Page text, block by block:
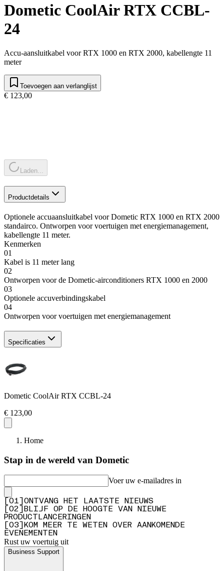
Dometic CoolAir RTX CCBL-
24
Accu-aansluitkabel voor RTX 1000 en RTX 2000, kabellengte 11
meter
Toevoegen aan verlanglijst
€ 123,00
Laden...
Productdetails
Optionele accuaansluitkabel voor Dometic RTX 1000 en RTX 2000
standairco. Ontworpen voor voertuigen met energiemanagement,
kabellengte 11 meter.
Kenmerken
01
Kabel is 11 meter lang
02
Ontworpen voor de Dometic-airconditioners RTX 1000 en 2000
03
Optionele accuverbindingskabel
04
Ontworpen voor voertuigen met energiemanagement
Specificaties
Dometic CoolAir RTX CCBL-24
€ 123,00
Home
Stap in de wereld van Dometic
Voer uw e-mailadres in
01
ONTVANG HET LAATSTE NIEUWS
02
BLIJF OP DE HOOGTE VAN NIEUWE
PRODUCTLANCERINGEN
03
KOM MEER TE WETEN OVER AANKOMENDE
EVENEMENTEN
Rust uw voertuig uit
Business Support